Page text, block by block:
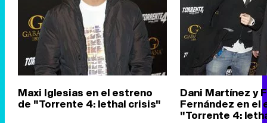
Maxi Iglesias en el estreno
de "Torrente 4: lethal crisis"
Dani Martínez y
Fernández en el
"Torrente 4: